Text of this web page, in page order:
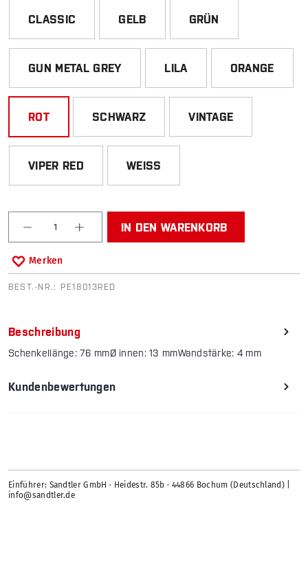
CLASSIC GELB GRÜN
GUN METAL GREY LILA ORANGE
ROT SCHWARZ VINTAGE
VIPER RED WEISS
Produkt Anzahl: Gib den gewünschten Wert ein
IN DEN WARENKORB
Merken
BEST.-NR.: PE18013RED
Beschreibung
Schenkellänge: 76 mmØ innen: 13 mmWandstärke: 4 mm
Kundenbewertungen
Einführer: Sandtler GmbH · Heidestr. 85b · 44866 Bochum (Deutschland) |
info@sandtler.de